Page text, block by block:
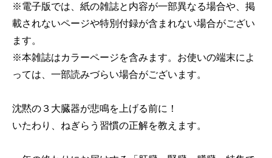
※電子版では、紙の雑誌と内容が一部異なる場合や、掲
載されないページや特別付録が含まれない場合がござい
ます。
※本雑誌はカラーページを含みます。お使いの端末によ
っては、一部読みづらい場合がございます。
沈黙の３大臓器が悲鳴を上げる前に！
いたわり、ねぎらう習慣の正解を教えます。